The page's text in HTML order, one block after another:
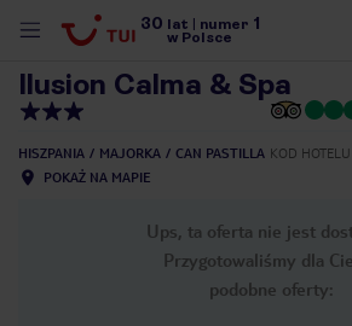
30 lat numer 1
w Polsce
Ilusion Calma & Spa
HISZPANIA MAJORKA CAN PASTILLA KOD HOTELU
POKAŻ NA MAPIE
Ups, ta oferta nie jest
Przygotowaliśmy dla
podobne oferty: